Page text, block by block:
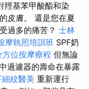
羥基苯甲酸酯和染
皮膚。 還是您在夏
過多的痛苦？ 士林
摩執照培訓班 SPF奶
方位按摩療程 但無論
過濾器的壽命在暴露
細紋醫美 重新運行